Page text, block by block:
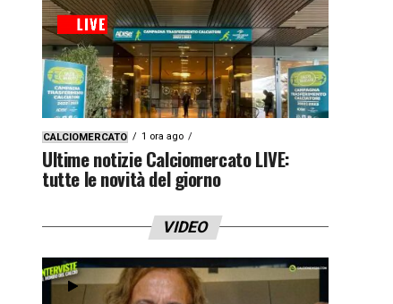
CALCIOMERCATO 1 ora ago
Ultime notizie Calciomercato LIVE:
tutte le novità del giorno
VIDEO